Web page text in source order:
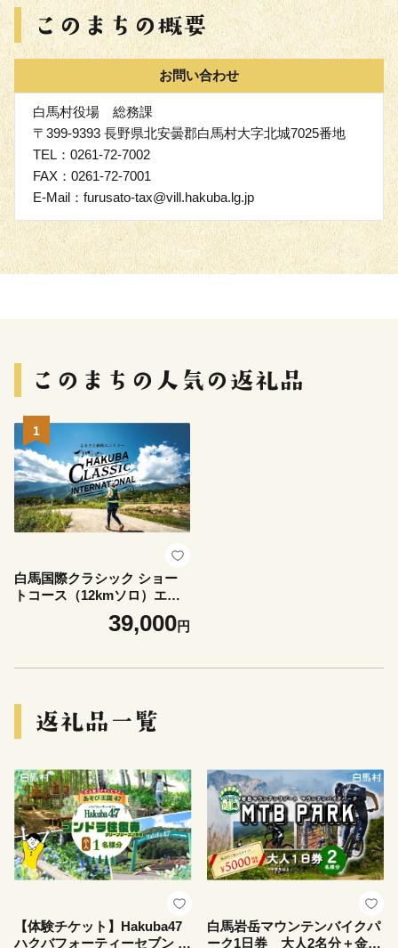
お問い合わせ
白馬村役場 総務課
〒399-9393 長野県北安曇郡白馬村大字北城7025番地
TEL：0261-72-7002
FAX：0261-72-7001
E-Mail：furusato-tax@vill.hakuba.lg.jp
1
白馬国際クラシック ショー
トコース（12kmソロ）エン
トリー 2026年9月13日(日)
開催/長野県白馬村 北アルプ39,000円
【体験チケット】Hakuba47
ハクバフォーティーセブン ゴ
白馬岩岳マウンテンバイクパ
ーク1日券 大人2名分＋金券